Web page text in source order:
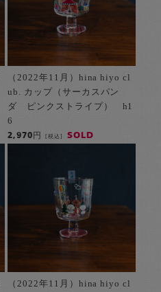
（2022年11月）hina hiyo cl
ub. カップ（サーカスパン
ダ ピンクストライプ） h1
6
2,970円 [税込] SOLD
（2022年11月）hina hiyo cl